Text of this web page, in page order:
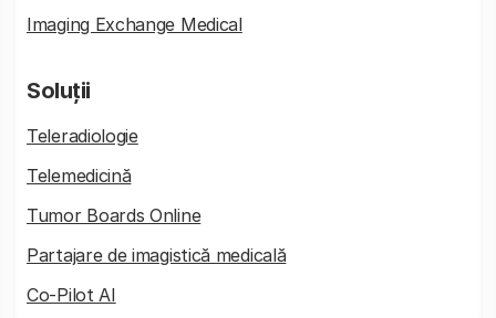
Imaging Exchange Medical
Soluții
Teleradiologie
Telemedicină
Tumor Boards Online
Partajare de imagistică medicală
Co-Pilot AI